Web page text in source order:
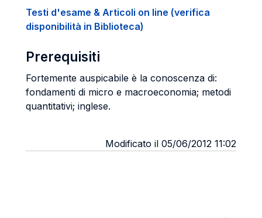
Testi d'esame & Articoli on line (verifica
disponibilità in Biblioteca)
Prerequisiti
Fortemente auspicabile è la conoscenza di:
fondamenti di micro e macroeconomia; metodi
quantitativi; inglese.
Modificato il 05/06/2012 11:02